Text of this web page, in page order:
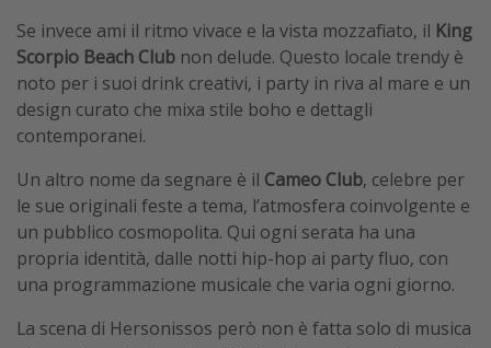
Se invece ami il ritmo vivace e la vista mozzafiato, il King
Scorpio Beach Club non delude. Questo locale trendy è
noto per i suoi drink creativi, i party in riva al mare e un
design curato che mixa stile boho e dettagli
contemporanei.
Un altro nome da segnare è il Cameo Club, celebre per
le sue originali feste a tema, l’atmosfera coinvolgente e
un pubblico cosmopolita. Qui ogni serata ha una
propria identità, dalle notti hip-hop ai party fluo, con
una programmazione musicale che varia ogni giorno.
La scena di Hersonissos però non è fatta solo di musica